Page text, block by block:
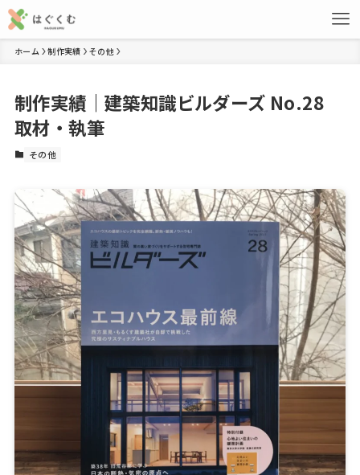
ホーム 制作実績 その他
制作実績｜建築知識ビルダーズ No.28
取材・執筆
その他